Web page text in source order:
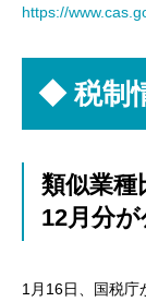
https://
◆ 税制
類似業種
12月分
1月16日、国税庁